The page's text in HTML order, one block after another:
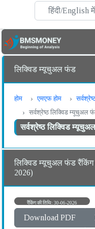
लिक्विड म्यूचुअल फंड
होम एमएफ होम
सर्वश्रेष्ठ लिक्विड म्यूचुअल
सर्वश्रेष्ठ लिक्विड
लिक्विड म्यूचुअल फंड रैंकिंग
2026)
रैंकिंग की तिथि: 30-06-2026
Download PDF